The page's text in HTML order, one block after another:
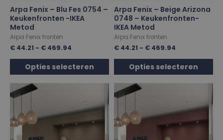
Arpa Fenix – Blu Fes 0754 –
Keukenfronten -IKEA
Metod
Arpa Fenix fronten
€ 44.21 - € 469.94
Opties selecteren
Arpa Fenix – Beige Arizona
0748 – Keukenfronten-
IKEA Metod
Arpa Fenix fronten
€ 44.21 - € 469.94
Opties selecteren